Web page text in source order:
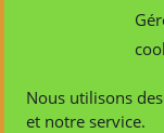
Nous utilisons
et notre service.
1
Espace
Le vendredi 11